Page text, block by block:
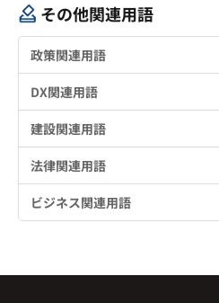
その他関連用語
政策関連用語
DX関連用語
建設関連用語
法律関連用語
ビジネス関連用語